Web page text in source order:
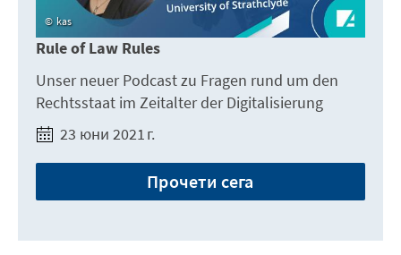
kas
Rule of Law Rules
Unser neuer Podcast zu Fragen rund um den
Rechtsstaat im Zeitalter der Digitalisierung
23 юни 2021 г.
Прочети сега